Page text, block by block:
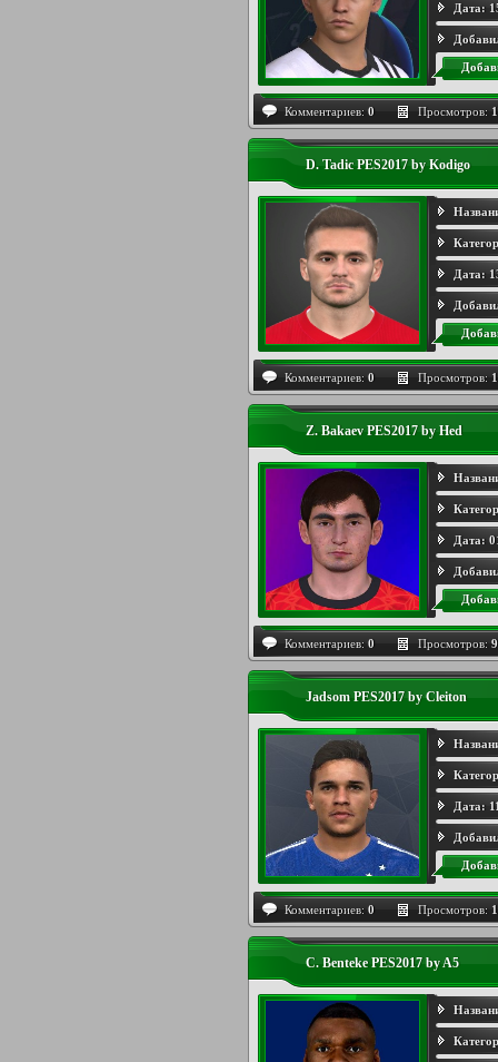
Дата:
Комментариев: 0 Просмотров:
D. Tadic PES2017 by Kodigo
Дата:
Комментариев: 0 Просмотров:
Z. Bakaev PES2017 by Hed
Дата:
Комментариев: 0 Просмотров:
Jadsom PES2017 by Cleiton
Дата:
Комментариев: 0 Просмотров:
C. Benteke PES2017 by A5